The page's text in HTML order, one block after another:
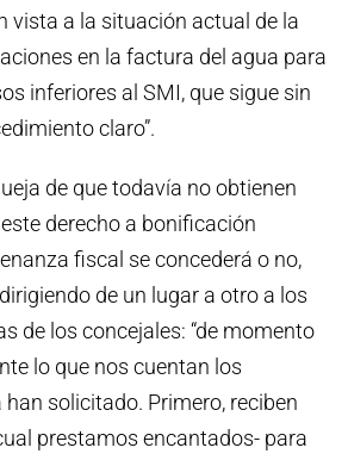
vista a la situación actual de la
en la factura del agua para
inferiores al SMI, que sigue sin
claro”.
de que todavía no obtienen
derecho a bonificación
fiscal se concederá o no,
de un lugar a otro a los
de los concejales: “de momento
lo que nos cuentan los
solicitado. Primero, reciben
prestamos encantados- para